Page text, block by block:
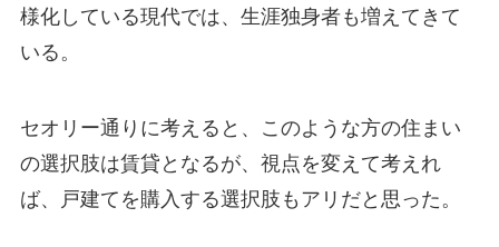
様化している現代では、生涯独身者も増えてきて
いる。
セオリー通りに考えると、このような方の住まい
の選択肢は賃貸となるが、視点を変えて考えれ
ば、戸建てを購入する選択肢もアリだと思った。